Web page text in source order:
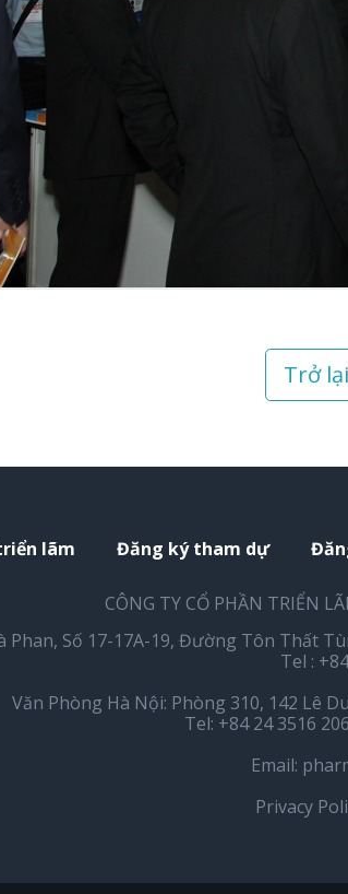
Trở
lãm Đăng ký tham dự
CÔNG TY CỔ PHẦN TRIỂN
Phan, Số 17-17A-19, Đường Tôn Thất
Tel :
Văn Phòng Hà Nội: Phòng 310, 142 Lê
Tel: +84 24 3516
Email:
Privacy